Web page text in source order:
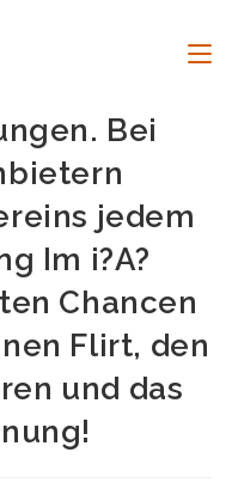
Bei
jedem
Im i?A?
Chancen
Flirt, den
und das